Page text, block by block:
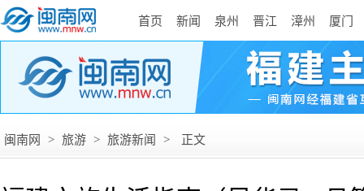
首页 新闻 泉州 晋江 漳州 厦门
闽南网 > 旅游 > 旅游新闻 > 正文